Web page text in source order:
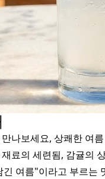
나보세요, 상쾌한 여
료의 세련됨, 감귤의
여름"이라고 부르는